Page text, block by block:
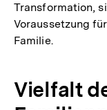
Transformation,
Voraussetzung
Familie.
Vielfalt